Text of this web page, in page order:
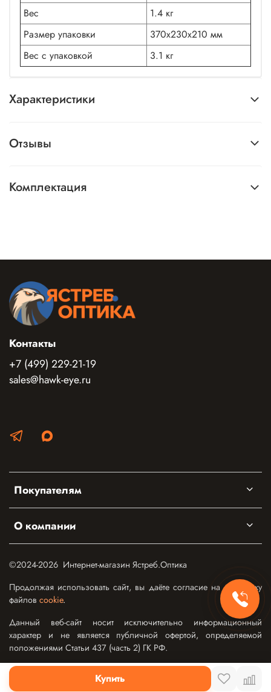
Купить
Вес
1.4 кг
Размер упаковки
370х230х210 мм
Вес с упаковкой
3.1 кг
Характеристики
Отзывы
Комплектация
Покупателям
О компании
Контакты
+7 (499) 229-21-19
sales@hawk-eye.ru
©2024-2026 Интернет-магазин Ястреб.Оптика
Продолжая использовать сайт, вы даёте согласие на обработку
файлов cookie.
Данный веб-сайт носит исключительно информационный
характер и не является публичной офертой, определяемой
положениями Статьи 437 (часть 2) ГК РФ.